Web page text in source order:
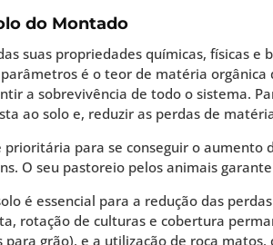
do Montado
suas propriedades químicas, físicas
é o teor de matéria
a sobrevivência de todo o sistema.
ao solo e, reduzir as perdas de
prioritária para se conseguir o
O seu pastoreio pelos animais
é essencial para a redução das
rotação de culturas e cobertura
para grão), e a utilização de roça